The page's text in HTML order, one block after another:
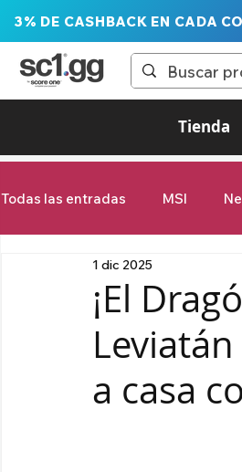
3% DE CASHBACK EN CADA
Tienda
Todas las entradas MSI
LTA Liga de las Américas
Estadísticas First Stand
¡El
a casa
1 dic 2025